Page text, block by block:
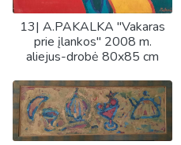
13| A.PAKALKA "Vakaras
prie įlankos" 2008 m.
aliejus-drobė 80x85 cm